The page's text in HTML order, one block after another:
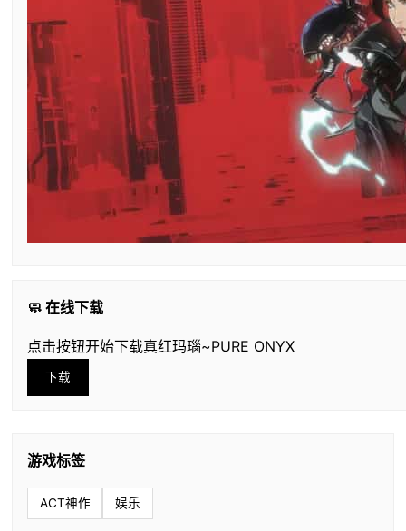
🧼 在线下载
点击按钮开始下载真红玛瑙~PURE ONYX
下载
游戏标签
ACT神作 娱乐